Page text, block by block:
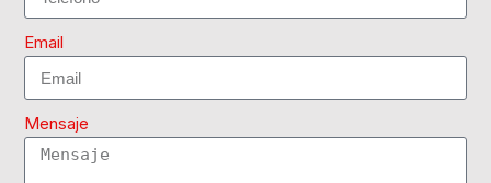
Email
Mensaje